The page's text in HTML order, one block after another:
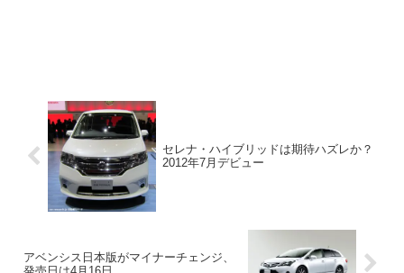
セレナ・ハイブリッドは期待ハズレか？
2012年7月デビュー
アベンシス日本版がマイナーチェンジ、